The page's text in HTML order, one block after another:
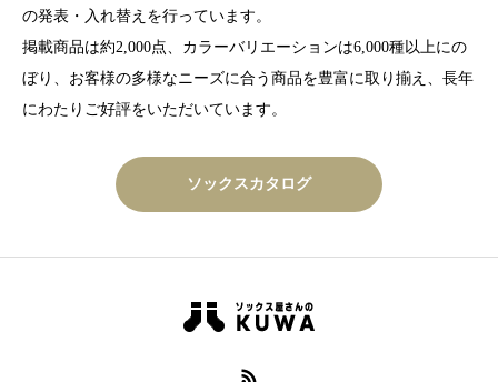
の発表・入れ替えを行っています。
掲載商品は約2,000点、カラーバリエーションは6,000種以上にの
ぼり、お客様の多様なニーズに合う商品を豊富に取り揃え、長年
にわたりご好評をいただいています。
ソックスカタログ